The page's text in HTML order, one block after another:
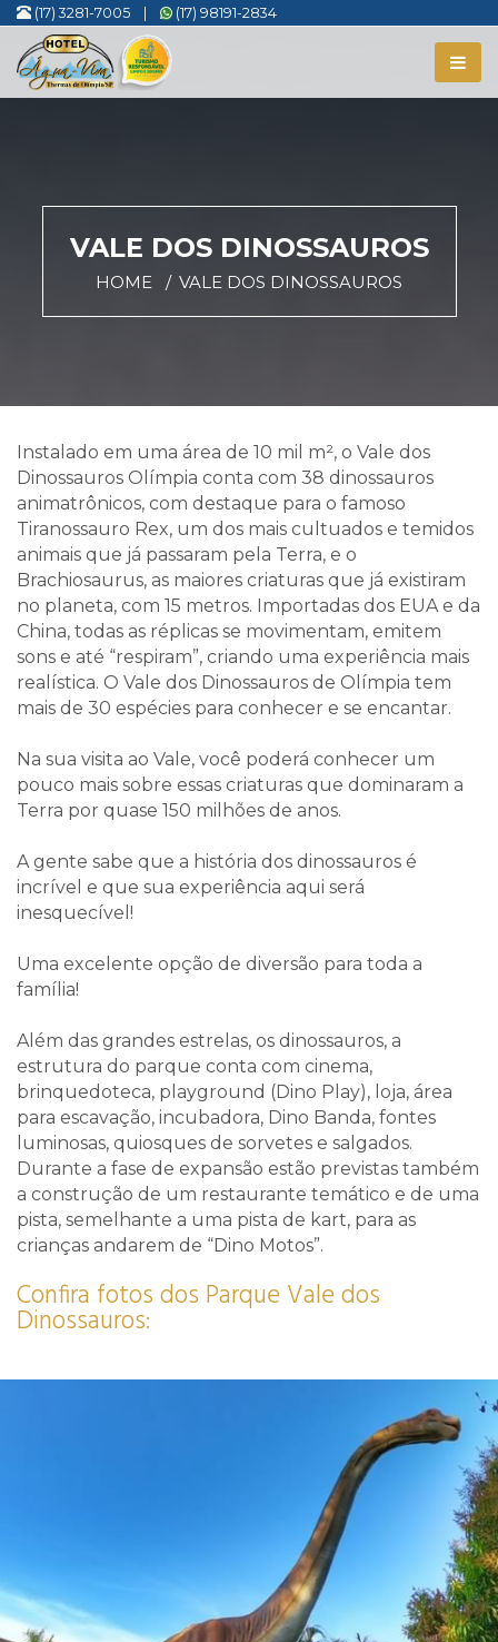
(17) 3281-7005 (17) 98191-2834
VALE DOS DINOSSAUROS
HOME VALE DOS DINOSSAUROS
Instalado em uma área de 10 mil m², o Vale dos
Dinossauros Olímpia conta com 38 dinossauros
animatrônicos, com destaque para o famoso
Tiranossauro Rex, um dos mais cultuados e temidos
animais que já passaram pela Terra, e o
Brachiosaurus, as maiores criaturas que já existiram
no planeta, com 15 metros. Importadas dos EUA e da
China, todas as réplicas se movimentam, emitem
sons e até “respiram”, criando uma experiência mais
realística. O Vale dos Dinossauros de Olímpia tem
mais de 30 espécies para conhecer e se encantar.
Na sua visita ao Vale, você poderá conhecer um
pouco mais sobre essas criaturas que dominaram a
Terra por quase 150 milhões de anos.
A gente sabe que a história dos dinossauros é
incrível e que sua experiência aqui será
inesquecível!
Uma excelente opção de diversão para toda a
família!
Além das grandes estrelas, os dinossauros, a
estrutura do parque conta com cinema,
brinquedoteca, playground (Dino Play), loja, área
para escavação, incubadora, Dino Banda, fontes
luminosas, quiosques de sorvetes e salgados.
Durante a fase de expansão estão previstas também
a construção de um restaurante temático e de uma
pista, semelhante a uma pista de kart, para as
crianças andarem de “Dino Motos”.
Confira fotos dos Parque Vale dos
Dinossauros: